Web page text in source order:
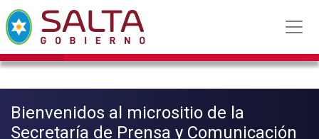
Bienvenidos al micrositio de la
Secretaría de Prensa y Comunicación